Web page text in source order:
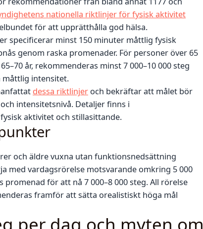
nationella riktlinjer för fysisk aktivitet
för att upprätthålla god hälsa.
specificerar minst 150 minuter måttlig fysisk
genom raska promenader. För personer över 65
år, rekommenderas minst 7 000–10 000 steg
måttlig intensitet.
dessa riktlinjer och bekräftar att målet bör
intensitetsnivå. Detaljer finns i
aktivitet och stillasittande.
och äldre vuxna utan funktionsnedsättning
med vardagsrörelse motsvarande omkring 5 000
promenad för att nå 7 000–8 000 steg. All rörelse
framför att sätta orealistiskt höga mål
per dag och myten om